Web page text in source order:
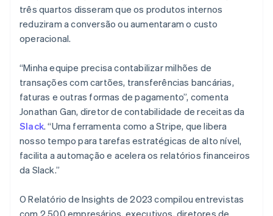
três quartos disseram que os produtos internos
reduziram a conversão ou aumentaram o custo
operacional.
“Minha equipe precisa contabilizar milhões de
transações com cartões, transferências bancárias,
faturas e outras formas de pagamento”, comenta
Jonathan Gan, diretor de contabilidade de receitas da
Slack. “Uma ferramenta como a Stripe, que libera
nosso tempo para tarefas estratégicas de alto nível,
facilita a automação e acelera os relatórios financeiros
da Slack.”
O Relatório de Insights de 2023 compilou entrevistas
Malta
English
México
Noruega
English
Nova Zelândia
English
Países Baixos
Nederlands English
Polônia
English
Portugal
Português
English简体中文
Reino Unido